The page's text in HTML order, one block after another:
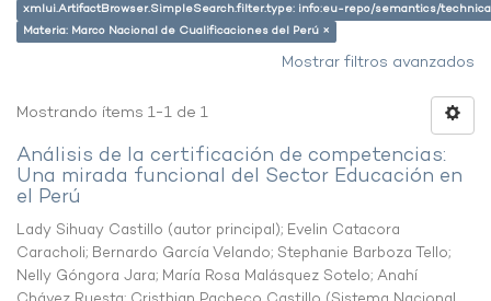
xmlui.ArtifactBrowser.SimpleSearch.filter.type: info:eu-repo/semantics/
Materia: Marco Nacional de Cualificaciones del Perú ×
Mostrar filtros avanzados
Mostrando ítems 1-1 de 1
Análisis de la certificación de competencias:
Una mirada funcional del Sector Educación en
el Perú
Lady Sihuay Castillo (autor principal); Evelin Catacora
Caracholi; Bernardo García Velando; Stephanie Barboza Tello;
Nelly Góngora Jara; María Rosa Malásquez Sotelo; Anahí